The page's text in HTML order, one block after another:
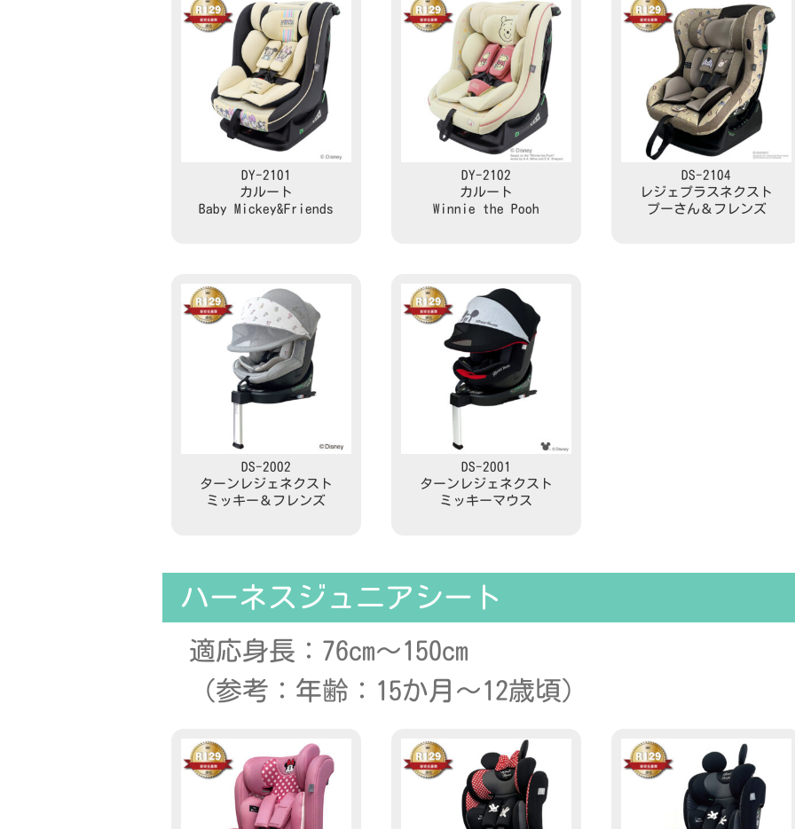
DY-2101
カルート
Baby Mickey&Friends
DY-2102
カルート
Winnie the Pooh
DS-2104
レジェプラスネクスト
プーさん＆フレンズ
DS-2002
ターンレジェネクスト
ミッキー＆フレンズ
DS-2001
ターンレジェネクスト
ミッキーマウス
ハーネスジュニアシート
適応身長：76cm～150cm
（参考：年齢：15か月～12歳頃）